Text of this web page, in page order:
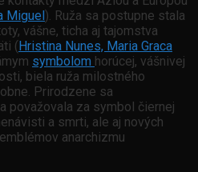
Miguel ). Ruža sa postupne stala
vášne, ticha aj tajomstva
( Hristina Nunes, Maria Graca
symbolom horúcej, vášnivej
biela ruža milostného
Prirodzene sa
považovala za symbol čiernej
a smrti, ale aj nových
anarchizmu